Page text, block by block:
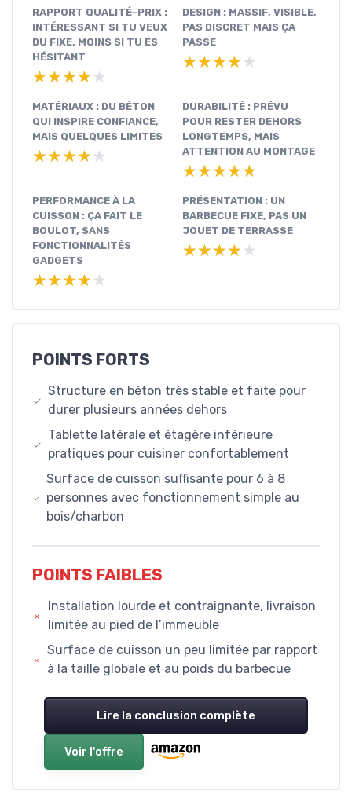
RAPPORT QUALITÉ-PRIX :
INTÉRESSANT SI TU VEUX
DU FIXE, MOINS SI TU ES
HÉSITANT
★★★★★
★★★★★
DESIGN : MASSIF, VISIBLE,
PAS DISCRET MAIS ÇA
PASSE
★★★★★
★★★★★
MATÉRIAUX : DU BÉTON
QUI INSPIRE CONFIANCE,
MAIS QUELQUES LIMITES
★★★★★
★★★★★
DURABILITÉ : PRÉVU
POUR RESTER DEHORS
LONGTEMPS, MAIS
ATTENTION AU MONTAGE
★★★★★
★★★★★
PERFORMANCE À LA
CUISSON : ÇA FAIT LE
BOULOT, SANS
FONCTIONNALITÉS
GADGETS
★★★★★
★★★★★
PRÉSENTATION : UN
BARBECUE FIXE, PAS UN
JOUET DE TERRASSE
★★★★★
★★★★★
POINTS FORTS
Structure en béton très stable et faite pour
durer plusieurs années dehors
Tablette latérale et étagère inférieure
pratiques pour cuisiner confortablement
Surface de cuisson suffisante pour 6 à 8
personnes avec fonctionnement simple au
bois/charbon
POINTS FAIBLES
Installation lourde et contraignante, livraison
limitée au pied de l’immeuble
Surface de cuisson un peu limitée par rapport
à la taille globale et au poids du barbecue
Lire la conclusion complète
Voir l'offre